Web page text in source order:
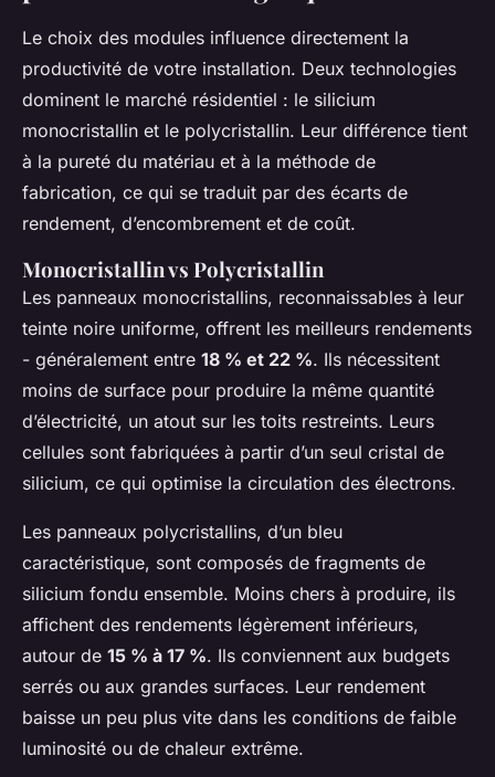
Le choix des modules influence directement la
productivité de votre installation. Deux technologies
dominent le marché résidentiel : le silicium
monocristallin et le polycristallin. Leur différence tient
à la pureté du matériau et à la méthode de
fabrication, ce qui se traduit par des écarts de
rendement, d’encombrement et de coût.
Monocristallin vs Polycristallin
Les panneaux monocristallins, reconnaissables à leur
teinte noire uniforme, offrent les meilleurs rendements
- généralement entre 18 % et 22 %. Ils nécessitent
moins de surface pour produire la même quantité
d’électricité, un atout sur les toits restreints. Leurs
cellules sont fabriquées à partir d’un seul cristal de
silicium, ce qui optimise la circulation des électrons.
Les panneaux polycristallins, d’un bleu
caractéristique, sont composés de fragments de
silicium fondu ensemble. Moins chers à produire, ils
affichent des rendements légèrement inférieurs,
autour de 15 % à 17 %. Ils conviennent aux budgets
serrés ou aux grandes surfaces. Leur rendement
baisse un peu plus vite dans les conditions de faible
luminosité ou de chaleur extrême.